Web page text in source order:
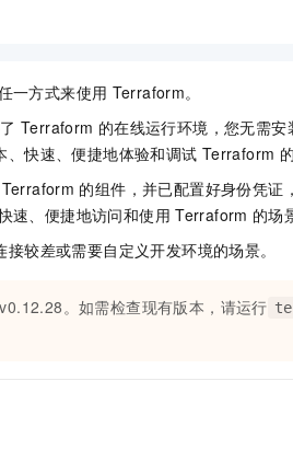
一方式来使用 Terraform。
Terraform 的在线运行环境，您无需安
快速、便捷地体验和调试 Terraform
Terraform 的组件，并已配置好身份凭证
速、便捷地访问和使用 Terraform 的场
接较差或需要自定义开发环境的场景。
v0.12.28。如需检查现有版本，请运行